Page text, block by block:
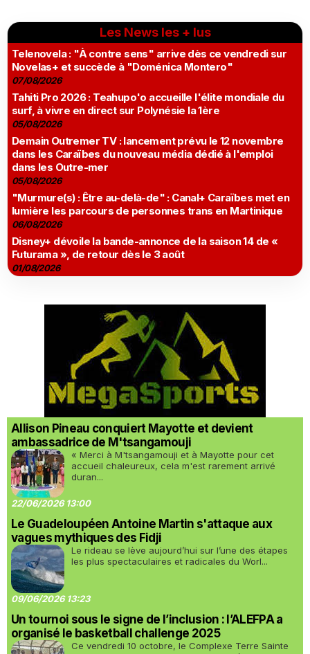
Les News les + lus
Telenovela : "À contre sens" arrive dès ce vendredi sur
Novelas+ et succède à "Doménica Montero"
07/08/2026
Tahiti Pro 2026 : Teahupo'o accueille l'élite mondiale du
surf, à vivre en direct sur Polynésie la 1ère
05/08/2026
Demain Outremer TV : lancement prévu le 12 novembre
dans les Caraïbes du nouveau média dédié à l'emploi
dans les Outre-mer
05/08/2026
"Murmure(s) : Être au-delà-de" : Canal+ Caraïbes met en
lumière les parcours de personnes trans en Martinique
06/08/2026
Disney+ dévoile la bande-annonce de la saison 14 de «
Futurama », de retour dès le 3 août
01/08/2026
Allison Pineau conquiert Mayotte et devient
ambassadrice de M'tsangamouji
« Merci à M'tsangamouji et à Mayotte pour cet
accueil chaleureux, cela m'est rarement arrivé
duran...
22/06/2026 13:00
Le Guadeloupéen Antoine Martin s'attaque aux
vagues mythiques des Fidji
Le rideau se lève aujourd’hui sur l’une des étapes
les plus spectaculaires et radicales du Worl...
09/06/2026 13:23
Un tournoi sous le signe de l’inclusion : l’ALEFPA a
organisé le basketball challenge 2025
Ce vendredi 10 octobre, le Complexe Terre Sainte